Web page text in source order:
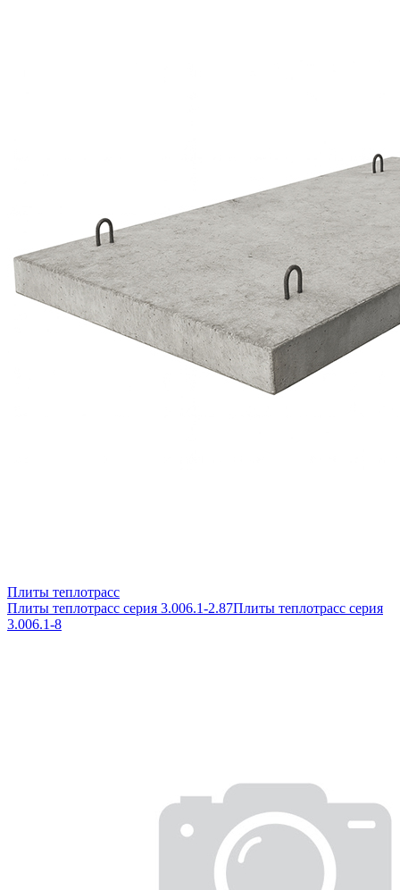
Плиты теплотрасс
Плиты теплотрасс серия 3.006.1-2.87Плиты теплотрасс серия
3.006.1-8